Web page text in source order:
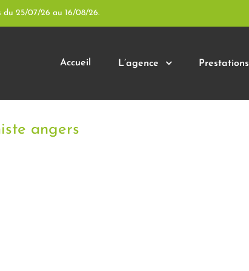
du 25/07/26 au 16/08/26.
Accueil L’agence Prestations
angers